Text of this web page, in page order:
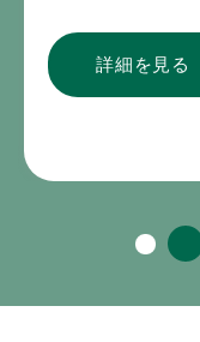
詳細を見る